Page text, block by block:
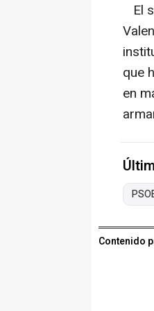
El
que
en
Contenido